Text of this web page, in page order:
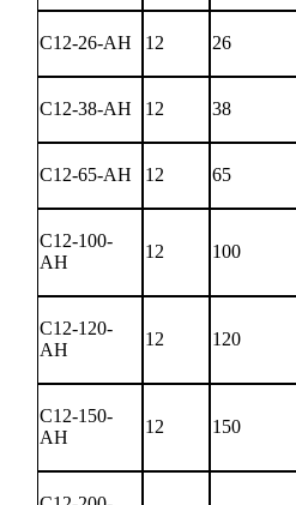
C12-26-AH 12 26
C12-38-AH 12 38
C12-65-AH 12 65
C12-100-
AH
12 100
C12-120-
AH
12 120
C12-150-
AH
12 150